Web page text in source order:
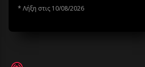
* Λήξη στις 10/08/2026